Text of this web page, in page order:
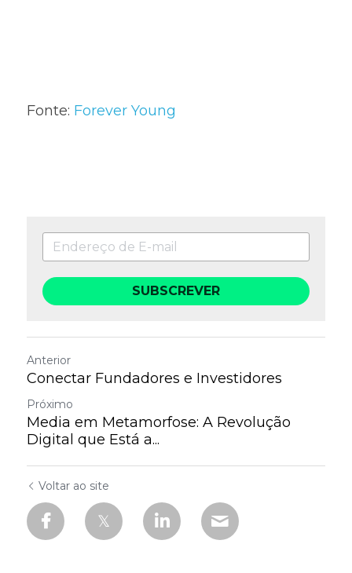
Fonte: Forever Young
SUBSCREVER
Anterior
Conectar Fundadores e Investidores
Próximo
Media em Metamorfose: A Revolução
Digital que Está a...
Voltar ao site